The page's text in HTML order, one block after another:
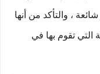
، والتأكد من أنها
التي تقوم بها في